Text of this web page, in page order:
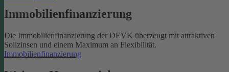
Immobilienfinanzierung
Die Immobilienfinanzierung der DEVK überzeugt mit attraktiven
Sollzinsen und einem Maximum an Flexibilität.
Immobilienfinanzierung